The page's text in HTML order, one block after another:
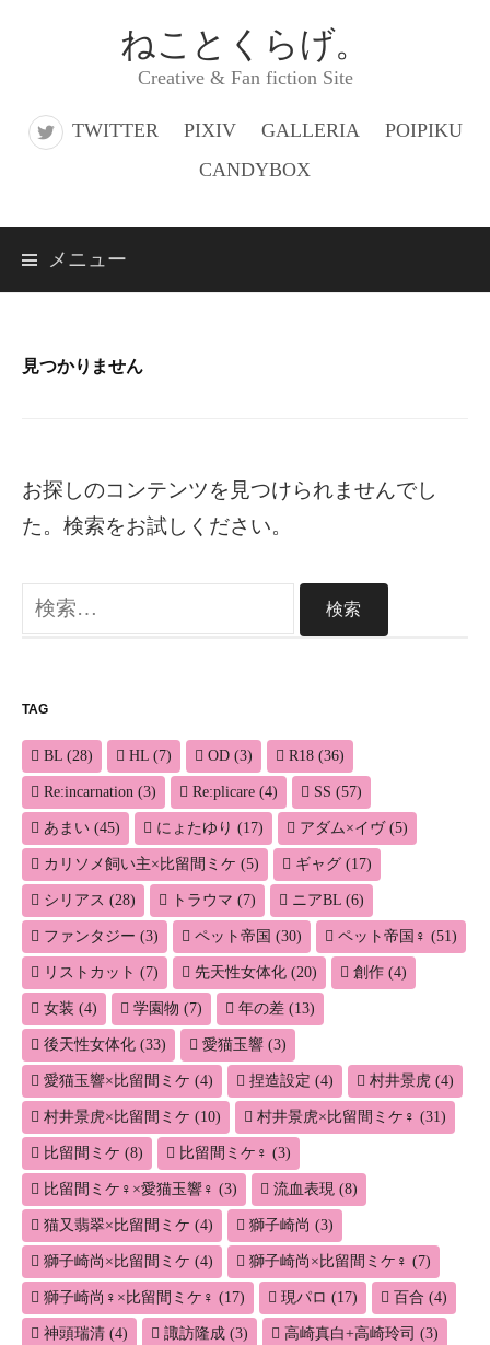
ス
ねことくらげ。
Creative & Fan fiction Site
TWITTER PIXIV GALLERIA
POIPIKU
CANDYBOX
メニュー
見つかりません
お探しのコンテンツを見つけられませんでし
た。検索をお試しください。
検
索:
TAG
BL (28) HL (7) OD (3) R18 (36)
Re:incarnation (3) Re:plicare (4) SS (57)
あまい (45) にょたゆり (17) アダム×イヴ(5)
カリソメ飼い主×比留間ミケ (5) ギャグ (17)
シリアス (28) トラウマ (7) ニアBL (6)
ファンタジー (3) ペット帝国 (30) ペット帝国♀ (51)
リストカット (7) 先天性女体化 (20) 創作 (4)
女装 (4) 学園物 (7) 年の差 (13)
後天性女体化 (33) 愛猫玉響 (3)
愛猫玉響×比留間ミケ (4) 捏造設定 (4) 村井景虎 (4)
村井景虎×比留間ミケ (10) 村井景虎×比留間ミケ♀ (31)
比留間ミケ (8) 比留間ミケ♀ (3)
比留間ミケ♀×愛猫玉響♀ (3) 流血表現 (8)
猫又翡翠×比留間ミケ (4) 獅子崎尚 (3)
獅子崎尚×比留間ミケ (4) 獅子崎尚×比留間ミケ♀ (7)
獅子崎尚♀×比留間ミケ♀ (17) 現パロ (17) 百合 (4)
神頭瑞清 (4) 諏訪隆成 (3) 高崎真白+高崎玲司 (3)